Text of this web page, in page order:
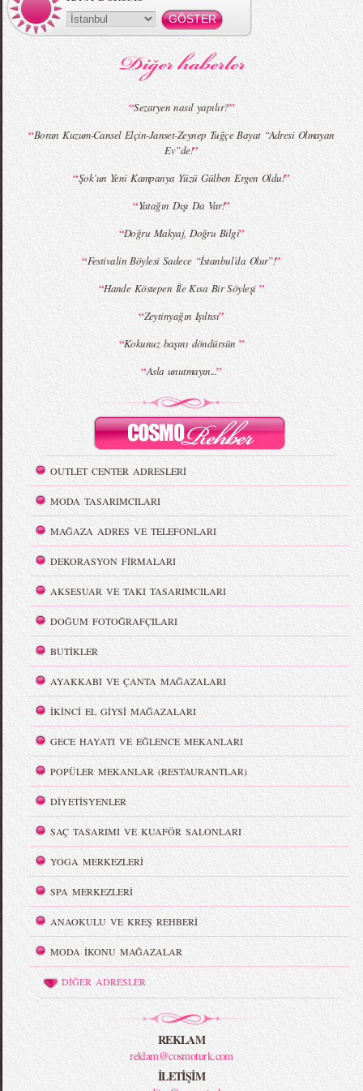
MBFWI - Gülçin Çengel 2015 Yaz
MBFWI - Zeynep Erdoğan 2015 Yaz
“Sezaryen nasıl yapılır?”
“Boran Kuzum-Cansel Elçin-Janset-Zeynep Tuğçe Bayat “Adresi Olmayan
Ev”de!”
“Şok’un Yeni Kampanya Yüzü Gülben Ergen Oldu!”
“Yatağın Dışı Da Var!”
“Doğru Makyaj, Doğru Bilgi”
“Festivalin Böylesi Sadece “İstanbul’da Olur”!”
“Hande Köstepen İle Kısa Bir Söyleşi ”
“Zeytinyağın Işıltısı”
“Kokunuz başını döndürsün ”
“Asla unutmayın...”
OUTLET CENTER ADRESLERİ
MODA TASARIMCILARI
MAĞAZA ADRES VE TELEFONLARI
DEKORASYON FİRMALARI
AKSESUAR VE TAKI TASARIMCILARI
DOĞUM FOTOĞRAFÇILARI
BUTİKLER
AYAKKABI VE ÇANTA MAĞAZALARI
İKİNCİ EL GİYSİ MAĞAZALARI
GECE HAYATI VE EĞLENCE MEKANLARI
POPÜLER MEKANLAR (RESTAURANTLAR)
DİYETİSYENLER
SAÇ TASARIMI VE KUAFÖR SALONLARI
YOGA MERKEZLERİ
SPA MERKEZLERİ
ANAOKULU VE KREŞ REHBERİ
MODA İKONU MAĞAZALAR
DİĞER ADRESLER
REKLAM
reklam@cosmoturk.com
İLETİŞİM